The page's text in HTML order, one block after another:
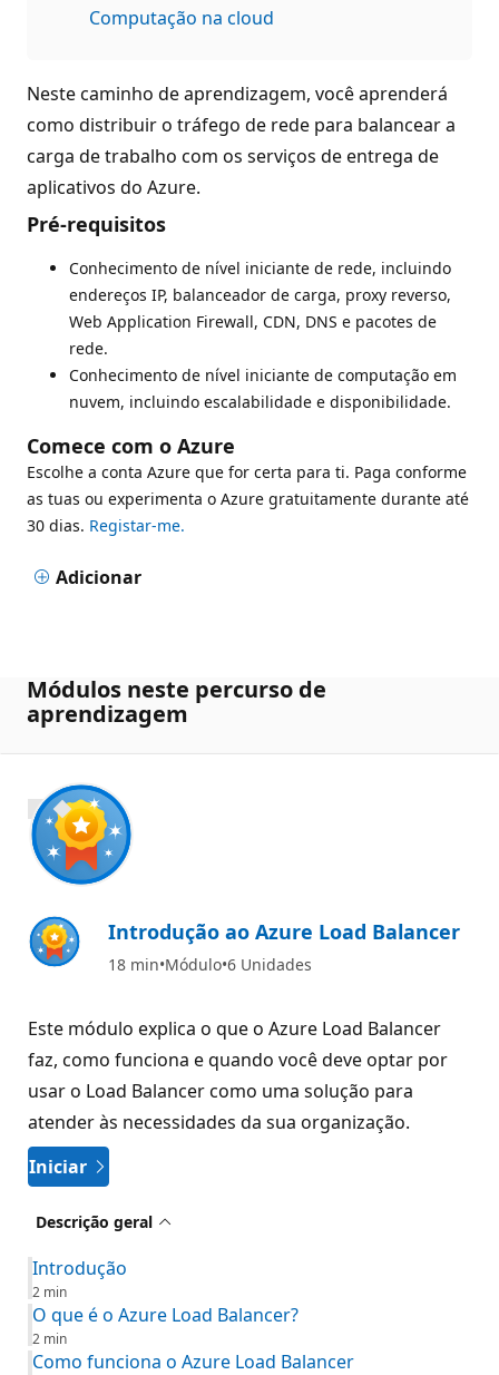
Computação na cloud
Neste caminho de aprendizagem, você aprenderá
como distribuir o tráfego de rede para balancear a
carga de trabalho com os serviços de entrega de
aplicativos do Azure.
Pré-requisitos
Conhecimento de nível iniciante de rede, incluindo
endereços IP, balanceador de carga, proxy reverso,
Web Application Firewall, CDN, DNS e pacotes de
rede.
Conhecimento de nível iniciante de computação em
nuvem, incluindo escalabilidade e disponibilidade.
Comece com o Azure
Escolhe a conta Azure que for certa para ti. Paga conforme
as tuas ou experimenta o Azure gratuitamente durante até
30 dias. Registar-me.
Adicionar
Módulos neste percurso de
aprendizagem
700 XP
Introdução ao Azure Load Balancer
18 min Módulo 6 Unidades
Este módulo explica o que o Azure Load Balancer
faz, como funciona e quando você deve optar por
usar o Load Balancer como uma solução para
atender às necessidades da sua organização.
Iniciar
Descrição geral
Introdução
2 min
O que é o Azure Load Balancer?
2 min
Como funciona o Azure Load Balancer